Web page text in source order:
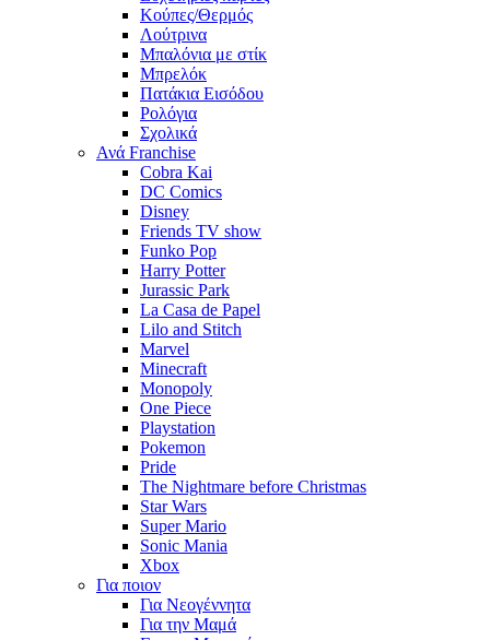
Κούπες/Θερμός
Λούτρινα
Μπαλόνια με στίκ
Μπρελόκ
Πατάκια Εισόδου
Ρολόγια
Σχολικά
Ανά Franchise
Cobra Kai
DC Comics
Disney
Friends TV show
Funko Pop
Harry Potter
Jurassic Park
La Casa de Papel
Lilo and Stitch
Marvel
Minecraft
Monopoly
One Piece
Playstation
Pokemon
Pride
The Nightmare before Christmas
Star Wars
Super Mario
Sonic Mania
Xbox
Για ποιον
Για Νεογέννητα
Για την Μαμά